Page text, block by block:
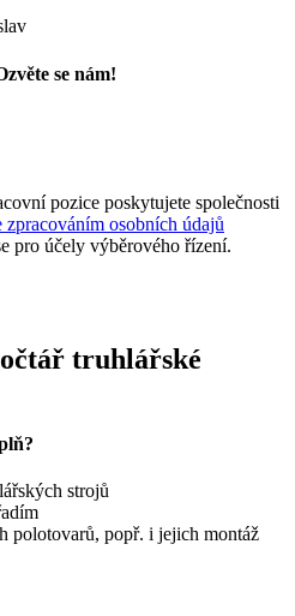
se nám!
pozice poskytujete společnosti
zpracováním osobních údajů
pro účely výběrového řízení.
truhlářské
strojů
polotovarů, popř. i jejich montáž